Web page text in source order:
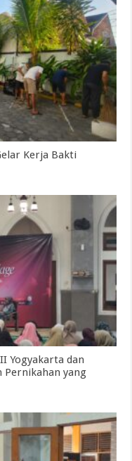
Kerja Bakti
Yogyakarta dan
Pernikahan yang